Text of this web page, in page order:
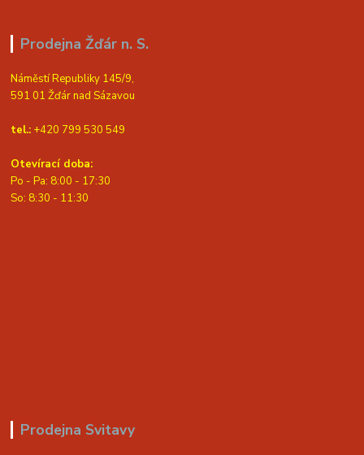
Prodejna Žďár n. S.
Náměstí Republiky 145/9,
591 01 Žďár nad Sázavou
tel.: +420 799 530 549
Otevírací doba:
Po - Pa: 8:00 - 17:30
So: 8:30 - 11:30
Prodejna Svitavy